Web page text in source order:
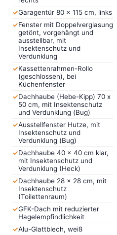
✓Garagentür 80 x 115 cm, links
✓Fenster mit Doppelverglasung
getönt, vorgehängt und
ausstellbar, mit
Insektenschutz und
Verdunklung
✓Kassettenrahmen-Rollo
(geschlossen), bei
Küchenfenster
✓Dachhaube (Hebe-Kipp) 70 x
50 cm, mit Insektenschutz
und Verdunklung (Bug)
✓Ausstellfenster Hutze, mit
Insektenschutz und
Verdunklung (Bug)
✓Dachhaube 40 x 40 cm klar,
mit Insektenschutz und
Verdunklung (Heck)
✓Dachhaube 28 x 28 cm, mit
Insektenschutz
(Toilettenraum)
✓GFK-Dach mit reduzierter
Hagelempfindlichkeit
✓Alu-Glattblech, weiß